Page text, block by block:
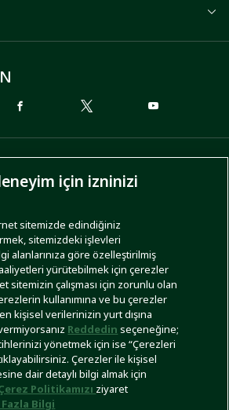
Kullanım ŞartlarıGizlilik Politikası
için izninizi
sitemizde edindiğiniz
sitemizdeki işlevleri
alanlarınıza göre özelleştirilmiş
yürütebilmek için çerezler
sitemizin çalışması için zorunlu olan
kullanımına ve bu çerezler
kişisel verilerinizin yurt dışına
Reddedin seçeneğine;
yönetmek için ise “Çerezleri
Çerezler ile kişisel
dair detaylı bilgi almak için
Politikamızı ziyaret
Bilgi